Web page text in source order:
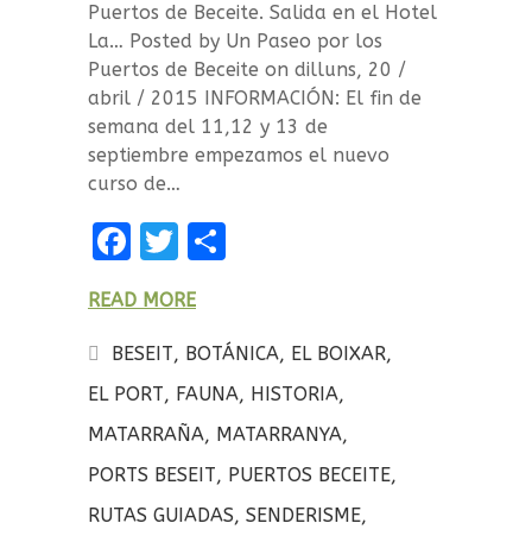
Puertos de Beceite. Salida en el Hotel
La… Posted by Un Paseo por los
Puertos de Beceite on dilluns, 20 /
abril / 2015 INFORMACIÓN: El fin de
semana del 11,12 y 13 de
septiembre empezamos el nuevo
curso de…
F
ce
b
o
o
k
T
it
te
r
p
a
rt
ir
READ MORE
BESEIT, BOTÁNICA, EL BOIXAR,
EL PORT, FAUNA, HISTORIA,
MATARRAÑA, MATARRANYA,
PORTS BESEIT, PUERTOS BECEITE,
RUTAS GUIADAS, SENDERISME,